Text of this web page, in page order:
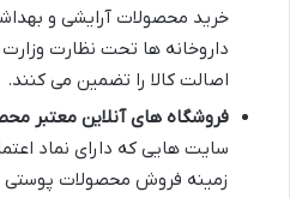
خرید محصولات آرایشی و
داروخانه ها تحت نظارت
اصالت کالا را تضمین می کنند.
فروشگاه های آنلاین معتبر
سایت هایی که دارای نماد
زمینه فروش محصولات پوستی